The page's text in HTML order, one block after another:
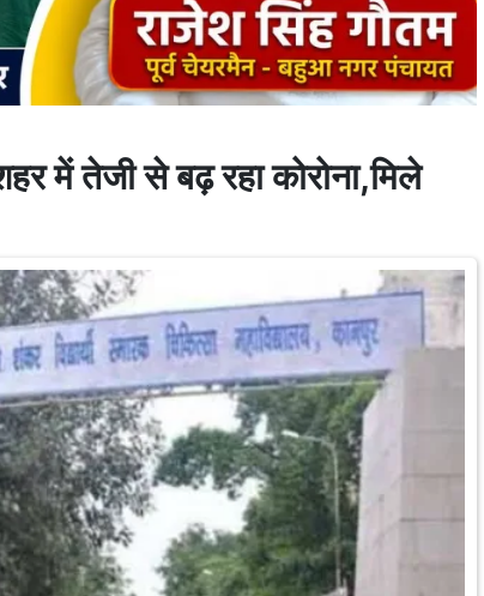
तेजी से बढ़ रहा कोरोना,मिले